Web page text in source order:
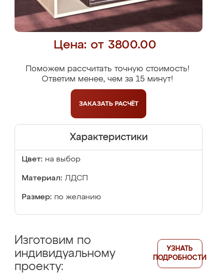
Цена: от 3800.00
Поможем рассчитать точную стоимость!
Ответим менее, чем за 15 минут!
ЗАКАЗАТЬ РАСЧЁТ
Характеристики
Цвет: на выбор
Материал: ЛДСП
Размер: по желанию
Изготовим по
индивидуальному
проекту:
УЗНАТЬ
ПОДРОБНОСТИ